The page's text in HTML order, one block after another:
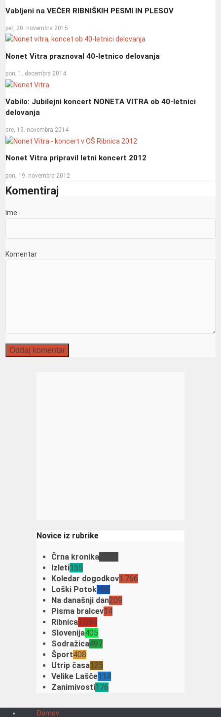
Vabljeni na VEČER RIBNIŠKIH PESMI IN PLESOV
pet, 20. novembra 2015
Nonet Vitra praznoval 40-letnico delovanja
pon, 1. decembra 2014
Vabilo: Jubilejni koncert NONETA VITRA ob 40-letnici
delovanja
sre, 19. novembra 2014
Nonet Vitra pripravil letni koncert 2012
pon, 19. novembra 2012
Komentiraj
Ime
Komentar
Novice iz rubrike
Črna kronika
Izleti155
Koledar dogodkov1.766
Loški Potok106
Na današnji dan209
Pisma bralcev34
Ribnica3.094
Slovenija405
Sodražica497
Šport408
Utrip časa125
Velike Lašče114
Zanimivosti176
Domov